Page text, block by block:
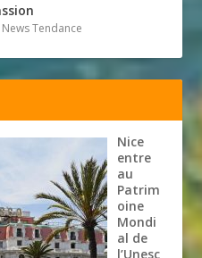
News Tendance
Nice
entre
au
Patrim
oine
Mondi
al de
l’Unesc